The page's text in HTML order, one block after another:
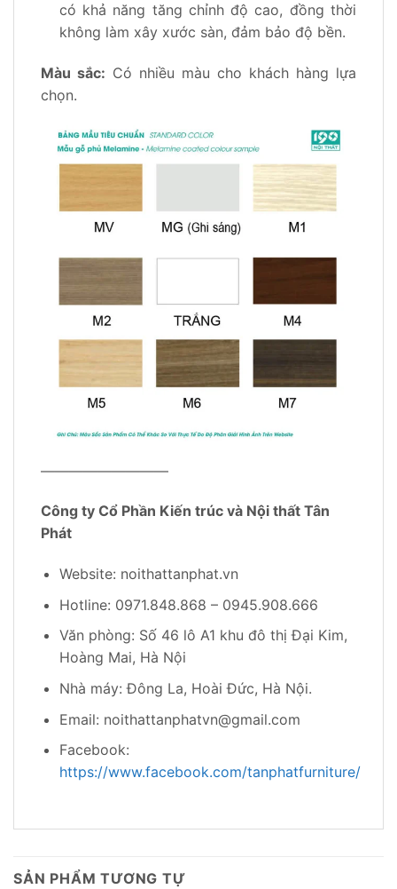
có khả năng tăng chỉnh độ cao, đồng thời
không làm xây xước sàn, đảm bảo độ bền.
Màu sắc: Có nhiều màu cho khách hàng lựa
chọn.
—————————
Công ty Cổ Phần Kiến trúc và Nội thất Tân
Phát
Website: noithattanphat.vn
Hotline: 0971.848.868 – 0945.908.666
Văn phòng: Số 46 lô A1 khu đô thị Đại Kim,
Hoàng Mai, Hà Nội
Nhà máy: Đông La, Hoài Đức, Hà Nội.
Email: noithattanphatvn@gmail.com
Facebook:
https://www.facebook.com/tanphatfurniture/
SẢN PHẨM TƯƠNG TỰ